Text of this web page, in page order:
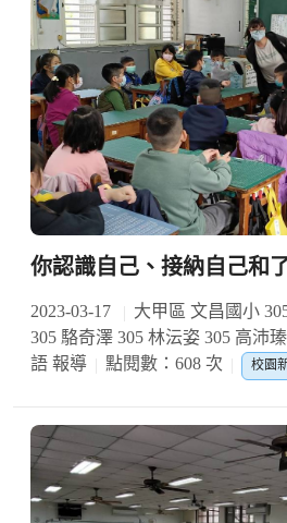
你認識自己、接納自己和
2023-03-17
大甲區 文昌國小
305 駱奇澤 305 林沄姿 305 高沛
語 報導
點閱數：608 次 校園